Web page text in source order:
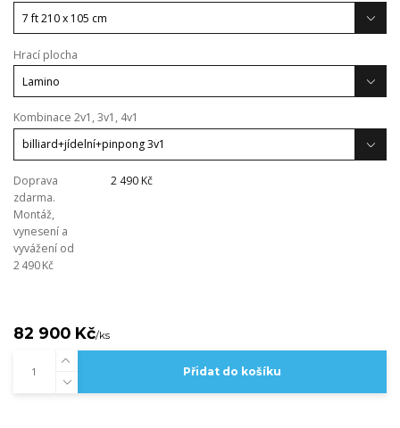
Hrací plocha
Kombinace 2v1, 3v1, 4v1
Doprava
zdarma.
Montáž,
vynesení a
vyvážení od
2 490 Kč
2 490 Kč
82 900 Kč/ks
Přidat do košíku